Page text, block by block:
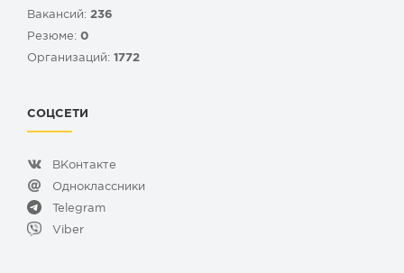
Вакансий: 236
Резюме: 0
Организаций: 1772
СОЦСЕТИ
ВКонтакте
Одноклассники
Telegram
Viber